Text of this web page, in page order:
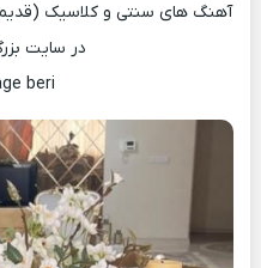
آهنگ های سنتی و کلاسیک
در سایت
beri